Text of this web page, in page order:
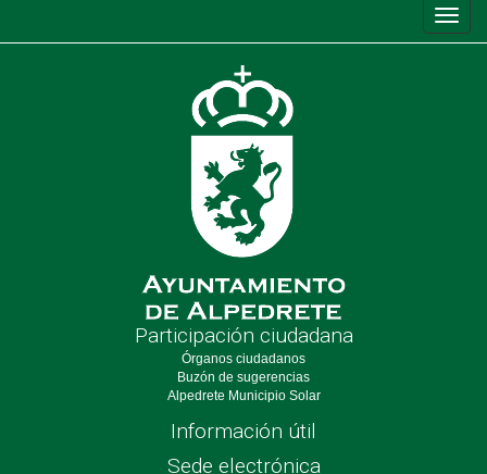
de
Participación ciudadana
Órganos ciudadanos
Buzón de sugerencias
Alpedrete Municipio Solar
Información útil
Sede electrónica